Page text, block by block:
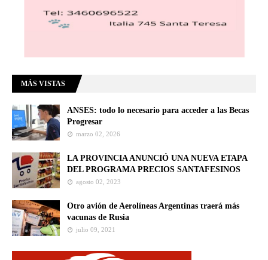
MÁS VISTAS
ANSES: todo lo necesario para acceder a las Becas
Progresar
marzo 02, 2026
LA PROVINCIA ANUNCIÓ UNA NUEVA ETAPA
DEL PROGRAMA PRECIOS SANTAFESINOS
agosto 02, 2023
Otro avión de Aerolíneas Argentinas traerá más
vacunas de Rusia
julio 09, 2021